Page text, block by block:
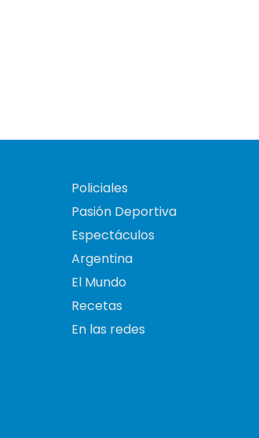
Policiales
Pasión Deportiva
Espectáculos
Argentina
El Mundo
Recetas
En las redes